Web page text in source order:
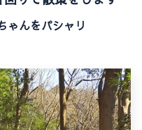
ゃんをパシャリ